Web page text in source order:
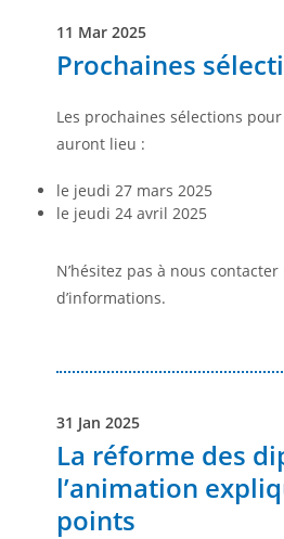
11 Mar 2025
Prochaines
Les prochaines sélections
auront lieu :
le jeudi 27 mars 2025
le jeudi 24 avril 2025
N’hésitez pas à nous
d’informations.
31 Jan 2025
La réforme des
l’animation
points